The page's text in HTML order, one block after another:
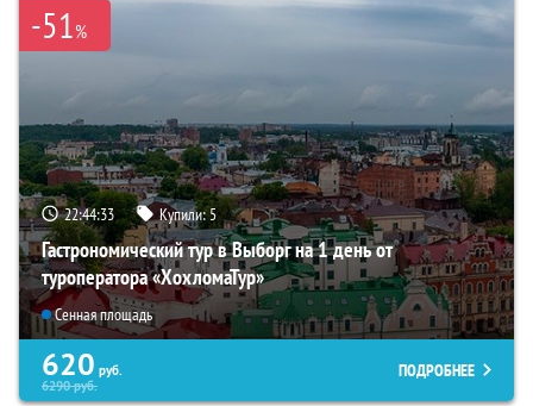
-51%
22:44:31 Купили:5
Гастрономический тур в Выборг на 1 день от
туроператора «ХохломаТур»
Сенная площадь
620 руб.
6290руб.
ПОДРОБНЕЕ